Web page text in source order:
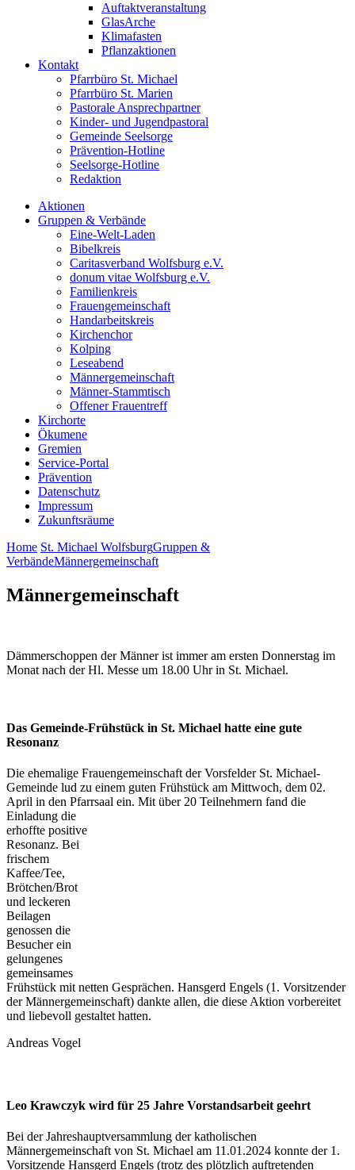
Auftaktveranstaltung
GlasArche
Klimafasten
Pflanzaktionen
Kontakt
Pfarrbüro St. Michael
Pfarrbüro St. Marien
Pastorale Ansprechpartner
Kinder- und Jugendpastoral
Gemeinde Seelsorge
Prävention-Hotline
Seelsorge-Hotline
Redaktion
Aktionen
Gruppen & Verbände
Eine-Welt-Laden
Bibelkreis
Caritasverband Wolfsburg e.V.
donum vitae Wolfsburg e.V.
Familienkreis
Frauengemeinschaft
Handarbeitskreis
Kirchenchor
Kolping
Leseabend
Männergemeinschaft
Männer-Stammtisch
Offener Frauentreff
Kirchorte
Ökumene
Gremien
Service-Portal
Prävention
Datenschutz
Impressum
Zukunftsräume
Home St. Michael WolfsburgGruppen &
VerbändeMännergemeinschaft
Männergemeinschaft
Dämmerschoppen der Männer ist immer am ersten Donnerstag im
Monat nach der Hl. Messe um 18.00 Uhr in St. Michael.
Das Gemeinde-Frühstück in St. Michael hatte eine gute
Resonanz
Die ehemalige Frauengemeinschaft der Vorsfelder St. Michael-
Gemeinde lud zu einem guten Frühstück am Mittwoch, dem 02.
April in den Pfarrsaal ein. Mit über 20 Teilnehmern fand die
Einladung die
erhoffte positive
Resonanz. Bei
frischem
Kaffee/Tee,
Brötchen/Brot
und leckeren
Beilagen
genossen die
Besucher ein
gelungenes
gemeinsames
Frühstück mit netten Gesprächen. Hansgerd Engels (1. Vorsitzender
der Männergemeinschaft) dankte allen, die diese Aktion vorbereitet
und liebevoll gestaltet hatten.
Andreas Vogel
Leo Krawczyk wird für 25 Jahre Vorstandsarbeit geehrt
Bei der Jahreshauptversammlung der katholischen
Männergemeinschaft von St. Michael am 11.01.2024 konnte der 1.
Vorsitzende Hansgerd Engels (trotz des plötzlich auftretenden